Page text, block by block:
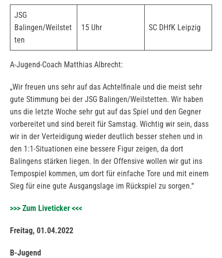
JSG
Balingen/Weilstet
ten
15 Uhr SC DHfK Leipzig
A-Jugend-Coach Matthias Albrecht:
„Wir freuen uns sehr auf das Achtelfinale und die meist sehr
gute Stimmung bei der JSG Balingen/Weilstetten. Wir haben
uns die letzte Woche sehr gut auf das Spiel und den Gegner
vorbereitet und sind bereit für Samstag. Wichtig wir sein, dass
wir in der Verteidigung wieder deutlich besser stehen und in
den 1:1-Situationen eine bessere Figur zeigen, da dort
Balingens stärken liegen. In der Offensive wollen wir gut ins
Tempospiel kommen, um dort für einfache Tore und mit einem
Sieg für eine gute Ausgangslage im Rückspiel zu sorgen.“
>>> Zum Liveticker <<<
Freitag, 01.04.2022
B-Jugend